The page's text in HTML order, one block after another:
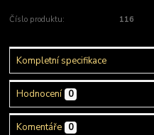
Číslo produktu: 116
Kompletní specifikace
Hodnocení 0
Komentáře 0